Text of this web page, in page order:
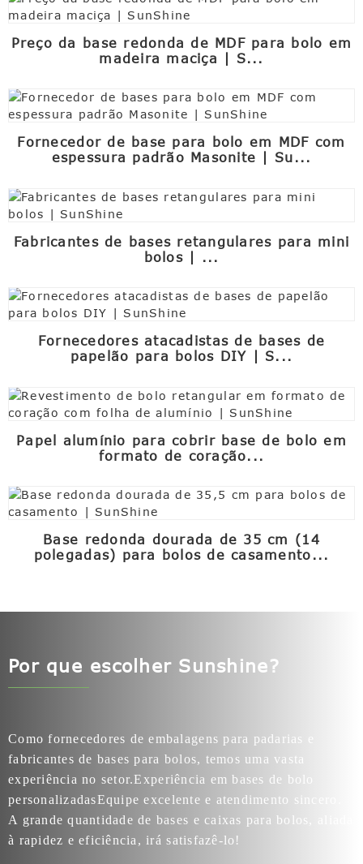
Preço da base redonda de MDF para bolo em
madeira maciça | S...
Fornecedor de base para bolo em MDF com
espessura padrão Masonite | Su...
Fabricantes de bases retangulares para mini
bolos | ...
Fornecedores atacadistas de bases de
papelão para bolos DIY | S...
Papel alumínio para cobrir base de bolo em
formato de coração...
Base redonda dourada de 35 cm (14
polegadas) para bolos de casamento...
Por que escolher Sunshine?
Como fornecedores de embalagens para padarias e
fabricantes de bases para bolos, temos uma vasta
experiência no setor.Experiência em bases de bolo
personalizadasEquipe excelente e atendimento sincero.
A grande quantidade de bases e caixas para bolos, aliada
à rapidez e eficiência, irá satisfazê-lo!